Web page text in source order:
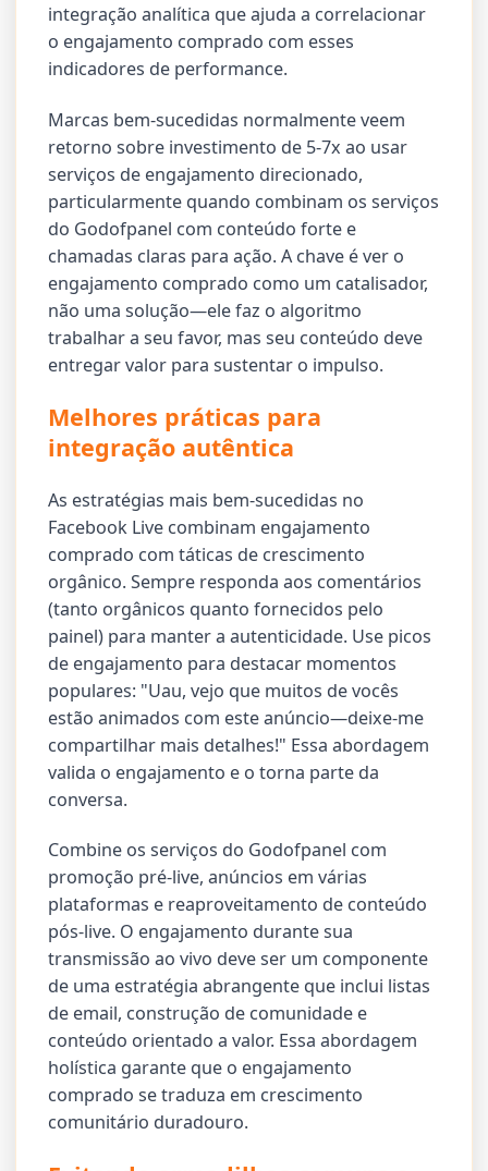
integração analítica que ajuda a correlacionar
o engajamento comprado com esses
indicadores de performance.
Marcas bem-sucedidas normalmente veem
retorno sobre investimento de 5-7x ao usar
serviços de engajamento direcionado,
particularmente quando combinam os serviços
do Godofpanel com conteúdo forte e
chamadas claras para ação. A chave é ver o
engajamento comprado como um catalisador,
não uma solução—ele faz o algoritmo
trabalhar a seu favor, mas seu conteúdo deve
entregar valor para sustentar o impulso.
Melhores práticas para
integração autêntica
As estratégias mais bem-sucedidas no
Facebook Live combinam engajamento
comprado com táticas de crescimento
orgânico. Sempre responda aos comentários
(tanto orgânicos quanto fornecidos pelo
painel) para manter a autenticidade. Use picos
de engajamento para destacar momentos
populares: "Uau, vejo que muitos de vocês
estão animados com este anúncio—deixe-me
compartilhar mais detalhes!" Essa abordagem
valida o engajamento e o torna parte da
conversa.
Combine os serviços do Godofpanel com
promoção pré-live, anúncios em várias
plataformas e reaproveitamento de conteúdo
pós-live. O engajamento durante sua
transmissão ao vivo deve ser um componente
de uma estratégia abrangente que inclui listas
de email, construção de comunidade e
conteúdo orientado a valor. Essa abordagem
holística garante que o engajamento
comprado se traduza em crescimento
comunitário duradouro.